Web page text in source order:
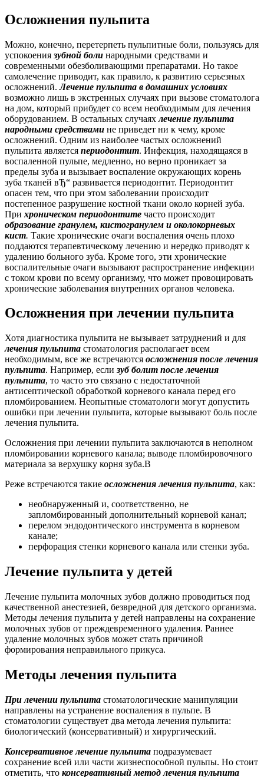
Осложнения пульпита
Можно, конечно, перетерпеть пульпитные боли, пользуясь для
успокоения зубной боли народными средствами и
современными обезболивающими препаратами. Но такое
самолечение приводит, как правило, к развитию серьезных
осложнений.Лечение пульпита в домашних условиях
возможно лишь в экстренных случаях при вызове стоматолога
на дом, который прибудет со всем необходимым для лечения
оборудованием. В остальных случаяхлечение пульпита
народными средствами не приведет ни к чему, кроме
осложнений. Одним из наиболее частых осложнений
пульпита является периодонтит. Инфекция, находящаяся в
воспаленной пульпе, медленно, но верно проникает за
пределы зуба и вызывает воспаление окружающих корень
зуба тканей вЂ“ развивается периодонтит. Периодонтит
опасен тем, что при этом заболевании происходит
постепенное разрушение костной ткани около корней зуба.
При хроническом периодонтите часто происходит
образование гранулем, кистогранулем и околокорневых
кист. Такие хронические очаги воспаления очень плохо
поддаются терапевтическому лечению и нередко приводят к
удалению больного зуба. Кроме того, эти хронические
воспалительные очаги вызывают распространение инфекции
с током крови по всему организму, что может провоцировать
хронические заболевания внутренних органов человека.
Осложнения при лечении пульпита
Хотя диагностика пульпита не вызывает затруднений и для
лечения пульпита стоматология располагает всем
необходимым, все же встречаются осложнения после лечения
пульпита. Например, если зуб болит после лечения
пульпита, то часто это связано с недостаточной
антисептической обработкой корневого канала перед его
пломбированием. Неопытные стоматологи могут допустить
ошибки при лечении пульпита, которые вызывают боль после
лечения пульпита.
Осложнения при лечении пульпита заключаются в неполном
пломбировании корневого канала; выводе пломбировочного
материала за верхушку корня зуба.В
Реже встречаются такие осложнения лечения пульпита, как:
необнаруженный и, соответственно, не
запломбированный дополнительный корневой канал;
перелом эндодонтического инструмента в корневом
канале;
перфорация стенки корневого канала или стенки зуба.
Лечение пульпита у детей
Лечение пульпита молочных зубов должно проводиться под
качественной анестезией, безвредной для детского организма.
Методы лечения пульпита у детей направлены на сохранение
молочных зубов от преждевременного удаления. Раннее
удаление молочных зубов может стать причиной
формирования неправильного прикуса.
Методы лечения пульпита
При лечении пульпита стоматологические манипуляции
направлены на устранение воспаления в пульпе. В
стоматологии существует два метода лечения пульпита:
биологический (консервативный) и хирургический.
Консервативное лечение пульпита подразумевает
сохранение всей или части жизнеспособной пульпы. Но стоит
отметить, что консервативный метод лечения пульпита